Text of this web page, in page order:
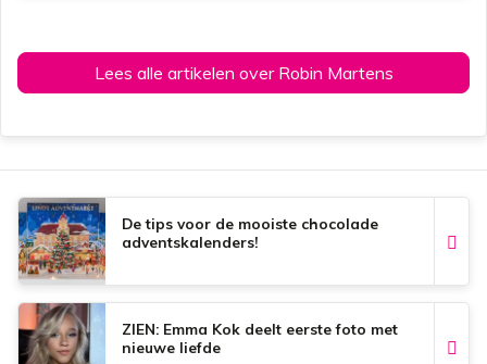
Lees alle artikelen over Robin Martens
De tips voor de mooiste chocolade
adventskalenders!
ZIEN: Emma Kok deelt eerste foto met
nieuwe liefde